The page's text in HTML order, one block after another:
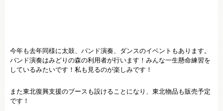
今年も去年同様に太鼓、バンド演奏、ダンスのイベントもあります。
バンド演奏はみどりの森の利用者が行います！みんな一生懸命練習を
しているみたいです！私も見るのが楽しみです！
また東北復興支援のブースも設けることになり、東北物品も販売予定
です！